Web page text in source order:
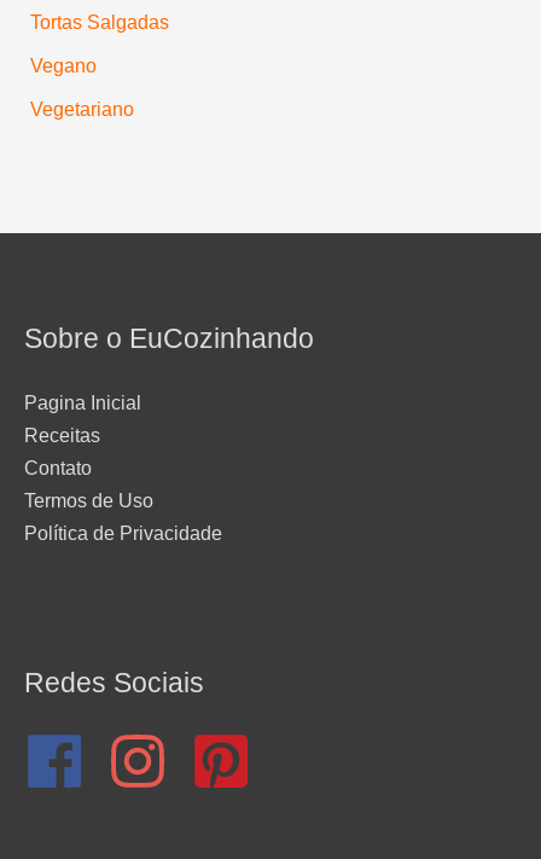
Tortas Salgadas
Vegano
Vegetariano
Sobre o EuCozinhando
Pagina Inicial
Receitas
Contato
Termos de Uso
Política de Privacidade
Redes Sociais